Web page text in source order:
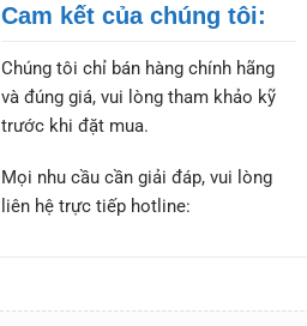
Cam kết của chúng tôi:
Chúng tôi chỉ bán hàng chính hãng
và đúng giá, vui lòng tham khảo kỹ
trước khi đặt mua.
Mọi nhu cầu cần giải đáp, vui lòng
liên hệ trực tiếp hotline: